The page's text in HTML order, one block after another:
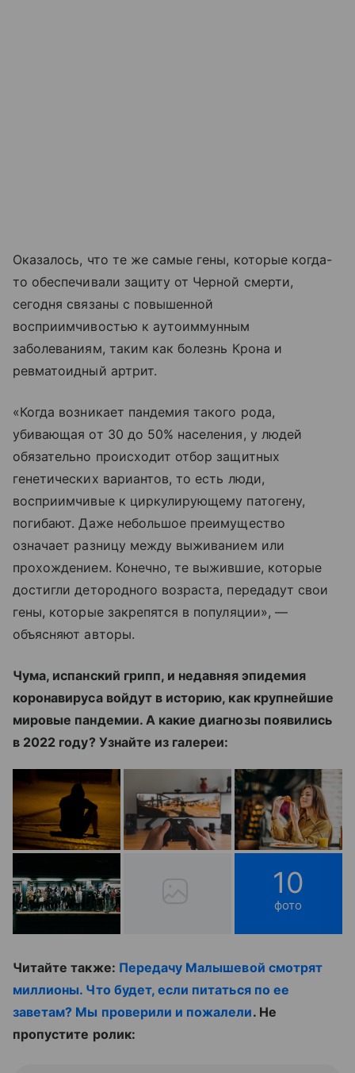
Оказалось, что те же самые гены, которые когда-
то обеспечивали защиту от Черной смерти,
сегодня связаны с повышенной
восприимчивостью к аутоиммунным
заболеваниям, таким как болезнь Крона и
ревматоидный артрит.
«Когда возникает пандемия такого рода,
убивающая от 30 до 50% населения, у людей
обязательно происходит отбор защитных
генетических вариантов, то есть люди,
восприимчивые к циркулирующему патогену,
погибают. Даже небольшое преимущество
означает разницу между выживанием или
прохождением. Конечно, те выжившие, которые
достигли детородного возраста, передадут свои
гены, которые закрепятся в популяции», —
объясняют авторы.
Чума, испанский грипп, и недавняя эпидемия
коронавируса войдут в историю, как крупнейшие
мировые пандемии. А какие диагнозы появились
в 2022 году? Узнайте из галереи:
10
фото
Читайте также: Передачу Малышевой смотрят
миллионы. Что будет, если питаться по ее
заветам? Мы проверили и пожалели. Не
пропустите ролик: